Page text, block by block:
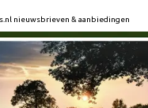
nieuwsbrieven & aanbiedingen